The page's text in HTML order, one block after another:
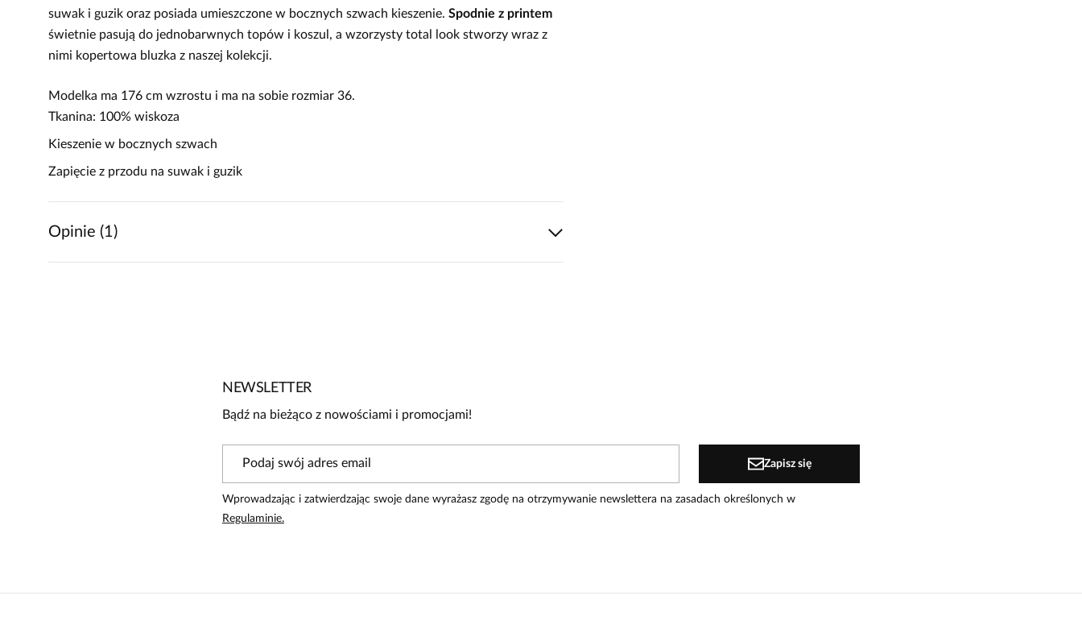
suwak i guzik oraz posiada umieszczone w bocznych szwach kieszenie. Spodnie z printem
świetnie pasują do jednobarwnych topów i koszul, a wzorzysty total look stworzy wraz z
nimi kopertowa bluzka z naszej kolekcji.
Modelka ma 176 cm wzrostu i ma na sobie rozmiar 36.
Tkanina: 100% wiskoza
Kieszenie w bocznych szwach
Zapięcie z przodu na suwak i guzik
Opinie (1)
W naszej witrynie opinie mogą dodawać tylko osoby, które zakupiły produkt.Dodaj opinię
Data dodania:04.10.2023
ciasny. Wszyję sobie lampasy od góry do dołu, łącznie z paskiem, i będą pasować. Bluzka z tego
NEWSLETTER
Bądź na bieżąco z nowościami i promocjami!
Zapisz się
Wprowadzając i zatwierdzając swoje dane wyrażasz zgodę na otrzymywanie newslettera na zasadach określonych w
Regulaminie.